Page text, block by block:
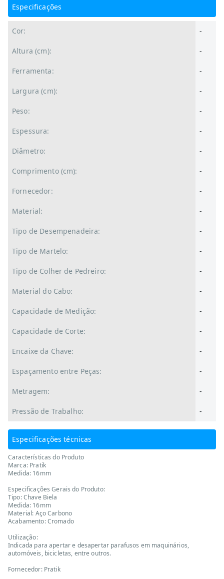
Especificações
Cor: -
Altura (cm): -
Ferramenta: -
Largura (cm): -
Peso: -
Espessura: -
Diâmetro: -
Comprimento (cm): -
Fornecedor: -
Material: -
Tipo de Desempenadeira: -
Tipo de Martelo: -
Tipo de Colher de Pedreiro: -
Material do Cabo: -
Capacidade de Medição: -
Capacidade de Corte: -
Encaixe da Chave: -
Espaçamento entre Peças: -
Metragem: -
Pressão de Trabalho: -
Especificações técnicas
Características do Produto
Marca: Pratik
Medida: 16mm
Especificações Gerais do Produto:
Tipo: Chave Biela
Medida: 16mm
Material: Aço Carbono
Acabamento: Cromado
Utilização:
Indicada para apertar e desapertar parafusos em maquinários,
automóveis, bicicletas, entre outros.
Fornecedor: Pratik